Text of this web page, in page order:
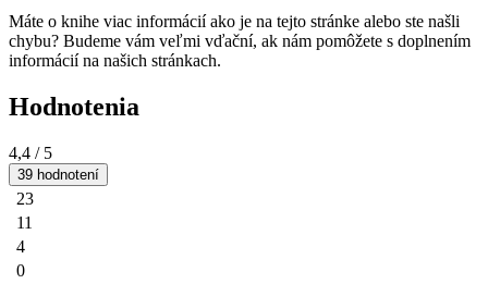
Máte o knihe viac informácií ako je na tejto stránke alebo ste našli
chybu? Budeme vám veľmi vďační, ak nám pomôžete s doplnením
informácií na našich stránkach.
Hodnotenia
4,4 / 5
39 hodnotení
23
11
4
0